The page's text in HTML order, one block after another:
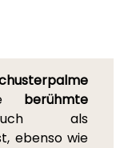
berühmte
als
ebenso wie